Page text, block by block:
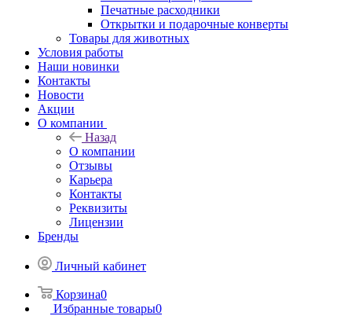
Печатные расходники
Открытки и подарочные конверты
Товары для животных
Условия работы
Наши новинки
Контакты
Новости
Акции
О компании
Назад
О компании
Отзывы
Карьера
Контакты
Реквизиты
Лицензии
Бренды
Личный кабинет
Корзина0
Избранные товары0